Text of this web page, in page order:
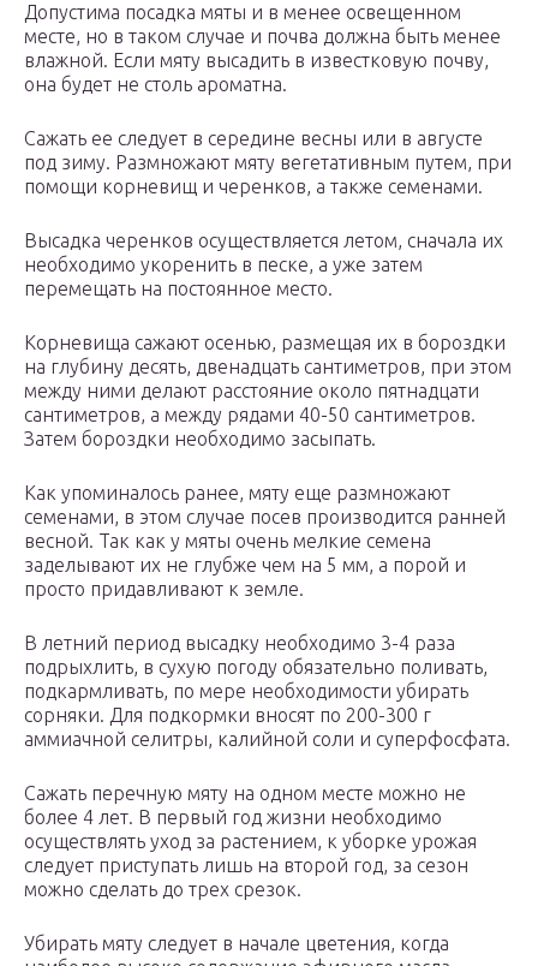
Допустима посадка мяты и в менее освещенном
месте, но в таком случае и почва должна быть менее
влажной. Если мяту высадить в известковую почву,
она будет не столь ароматна.
Сажать ее следует в середине весны или в августе
под зиму. Размножают мяту вегетативным путем, при
помощи корневищ и черенков, а также семенами.
Высадка черенков осуществляется летом, сначала их
необходимо укоренить в песке, а уже затем
перемещать на постоянное место.
Корневища сажают осенью, размещая их в бороздки
на глубину десять, двенадцать сантиметров, при этом
между ними делают расстояние около пятнадцати
сантиметров, а между рядами 40-50 сантиметров.
Затем бороздки необходимо засыпать.
Как упоминалось ранее, мяту еще размножают
семенами, в этом случае посев производится ранней
весной. Так как у мяты очень мелкие семена
заделывают их не глубже чем на 5 мм, а порой и
просто придавливают к земле.
В летний период высадку необходимо 3-4 раза
подрыхлить, в сухую погоду обязательно поливать,
подкармливать, по мере необходимости убирать
сорняки. Для подкормки вносят по 200-300 г
аммиачной селитры, калийной соли и суперфосфата.
Сажать перечную мяту на одном месте можно не
более 4 лет. В первый год жизни необходимо
осуществлять уход за растением, к уборке урожая
следует приступать лишь на второй год, за сезон
можно сделать до трех срезок.
Убирать мяту следует в начале цветения, когда